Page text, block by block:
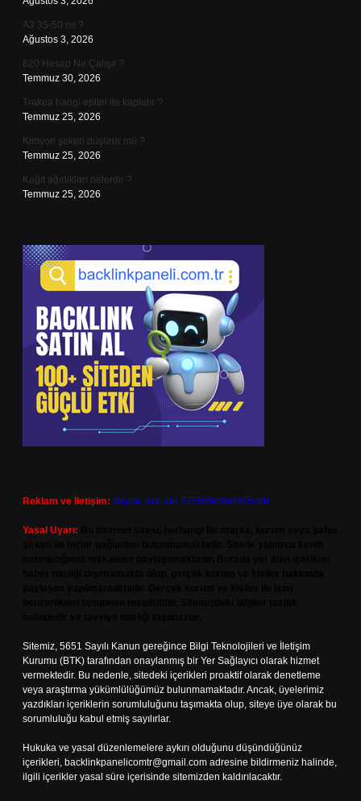
A3 35-50 mi ?
Ağustos 3, 2026
620 Hesap Ne Çalışır ?
Temmuz 30, 2026
Trakea hangi epitel ile kaplıdır ?
Temmuz 25, 2026
Kimyon şekeri düşürür mü ?
Temmuz 25, 2026
Kağıt ağırlıkları nelerdir ?
Temmuz 25, 2026
Reklam ve İletişim: Skype: live:.cid.575569c608265c69
Yasal Uyarı:
Sitemiz, 5651 Sayılı Kanun gereğince Bilgi Teknolojileri ve İletişim
Kurumu (BTK) tarafından onaylanmış bir Yer Sağlayıcı olarak hizmet
vermektedir. Bu nedenle, sitedeki içerikleri proaktif olarak denetleme
veya araştırma yükümlülüğümüz bulunmamaktadır. Ancak, üyelerimiz
yazdıkları içeriklerin sorumluluğunu taşımakta olup, siteye üye olarak bu
sorumluluğu kabul etmiş sayılırlar.
Hukuka ve yasal düzenlemelere aykırı olduğunu düşündüğünüz
içerikleri, backlinkpanelicomtr@gmail.com adresine bildirmeniz halinde,
ilgili içerikler yasal süre içerisinde sitemizden kaldırılacaktır.